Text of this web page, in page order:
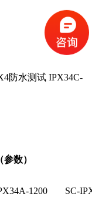
防水测试 IPX34C-
数）
1200 SC-